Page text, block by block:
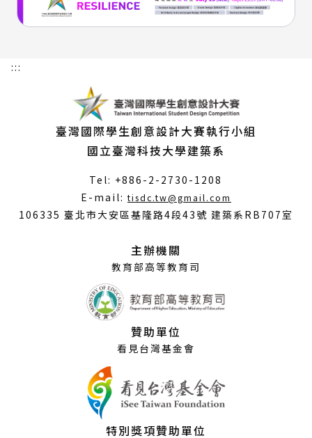
:::
臺灣國際學生創意設計大賽執行小組
國立臺灣科技大學建築系
Tel: +886-2-2730-1208
E-mail:tisdc.tw@gmail.com
開
106335 臺北市大安區基隆路4段43號 建築系RB707室
主辦機關
教育部高等教育司
贊助單位
看見台灣基金會
特別獎項贊助單位